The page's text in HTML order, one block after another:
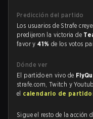
Predicción del partido
Los usuarios de Strafe
predijeron la victoria de
favor y41% de los votos
Dónde ver
El partido en vivo de
strafe.com, Twitch y
el calendario de
Sigue el resto de la acción